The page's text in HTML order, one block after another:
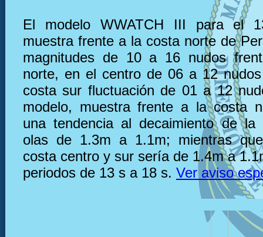
El modelo WWATCH III para el
muestra frente a la costa norte de
magnitudes de 10 a 16 nudos
norte, en el centro de 06 a 12
costa sur fluctuación de 01 a 12
modelo, muestra frente a la costa
una tendencia al decaimiento de
olas de 1.3m a 1.1m; mientras
costa centro y sur sería de 1.4m a
periodos de 13 s a 18 s. Ver aviso